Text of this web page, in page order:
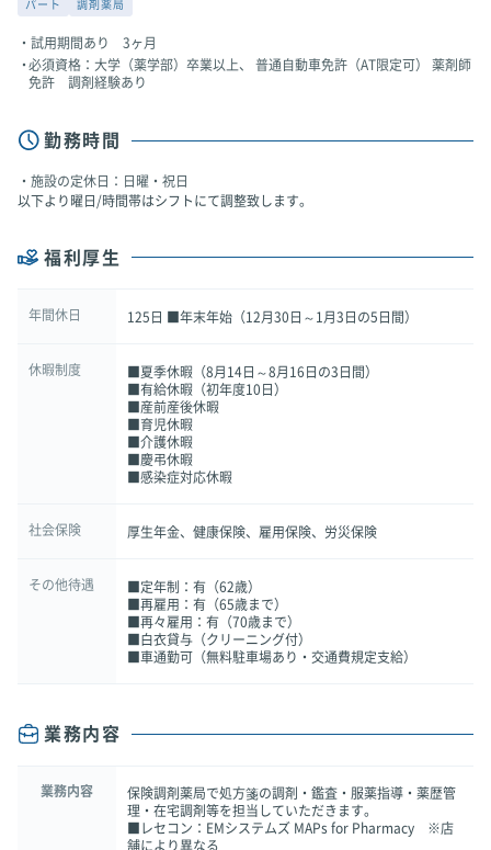
パート 調剤薬局
試用期間あり 3ヶ月
必須資格：大学（薬学部）卒業以上、 普通自動車免許（AT限定可） 薬剤師
免許 調剤経験あり
勤務時間
施設の定休日：日曜・祝日
以下より曜日/時間帯はシフトにて調整致します。
福利厚生
年間休日 125日 ■年末年始（12月30日～1月3日の5日間）
休暇制度
■夏季休暇（8月14日～8月16日の3日間）
■有給休暇（初年度10日）
■産前産後休暇
■育児休暇
■介護休暇
■慶弔休暇
■感染症対応休暇
社会保険 厚生年金、健康保険、雇用保険、労災保険
その他待遇
■定年制：有（62歳）
■再雇用：有（65歳まで）
■再々雇用：有（70歳まで）
■白衣貸与（クリーニング付）
■車通勤可（無料駐車場あり・交通費規定支給）
業務内容
業務内容
保険調剤薬局で処方箋の調剤・鑑査・服薬指導・薬歴管
理・在宅調剤等を担当していただきます。
■レセコン：EMシステムズ MAPs for Pharmacy ※店
舗により異なる